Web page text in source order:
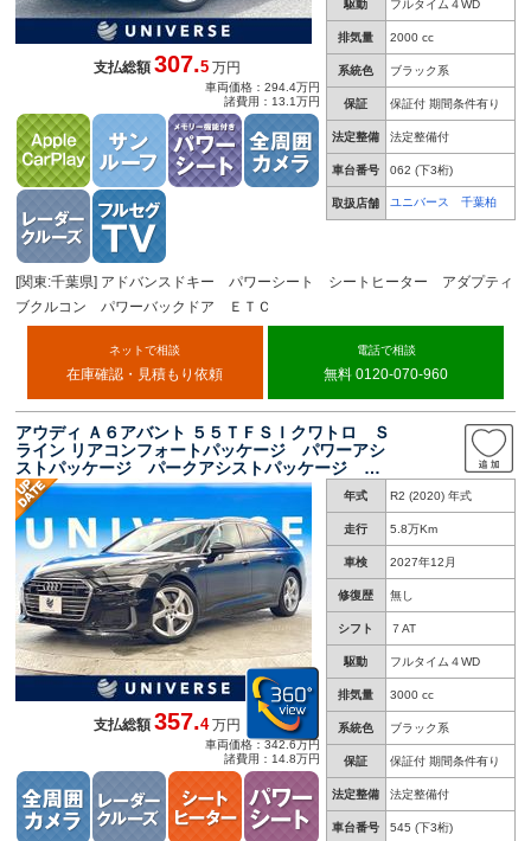
駆動 フルタイム４WD
排気量 2000 cc
系統色 ブラック系
保証 保証付 期間条件有り
法定整備 法定整備付
車台番号 062 (下3桁)
取扱店舗 ユニバース 千葉柏
支払総額307.5 万円
車両価格：294.4万円
諸費用：13.1万円
[関東:千葉県] アドバンスドキー パワーシート シートヒーター アダプティ
ブクルコン パワーバックドア ＥＴＣ
ネットで相談
在庫確認・見積もり依頼
電話で相談
無料 0120-070-960
アウディ Ａ６アバント ５５ＴＦＳＩクワトロ Ｓ
ライン リアコンフォートパッケージ パワーアシ
ストパッケージ パークアシストパッケージ ア
ダプティブクルーズコントロール 全周囲カメ
ラ 純正ナビ Ｂｌｕｅｔｏｏｔｈ マトリクス
ＬＥＤヘッドライト
年式 R2 (2020) 年式
走行 5.8万Km
車検 2027年12月
修復歴 無し
シフト ７AT
駆動 フルタイム４WD
排気量 3000 cc
系統色 ブラック系
保証 保証付 期間条件有り
法定整備 法定整備付
車台番号 545 (下3桁)
支払総額357.4 万円
車両価格：342.6万円
諸費用：14.8万円